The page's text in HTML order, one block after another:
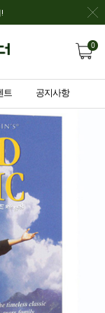
0
트 공지사항